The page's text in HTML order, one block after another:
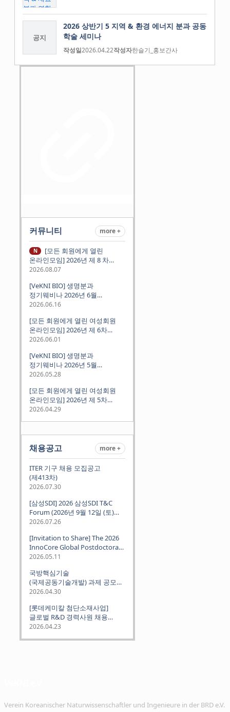
공지
2026 상반기 5 지역 & 환경 에너지 분과 공동
학술 세미나
작성일2026.04.22작성자한슬기_홍보간사
커뮤니티 more +
N
온라인모임] 2026년 제 8 차
정기모임 (8월 12일 수요일 저녁
경험담
2026.08.07
[VeKNI BIO] 생명분과
정기웨비나 2026년 6월
(2026.06.18 Thu 9:00PM)
2026.06.16
[모든 회원에게 열린 여성회원
온라인모임] 2026년 제 6차
정기모임 (6월 10일 수요일 저녁
2026.06.01
[VeKNI BIO] 생명분과
정기웨비나 2026년 5월
(2026.05.28 Thu 9:00PM)
2026.05.28
[모든 회원에게 열린 여성회원
온라인모임] 2026년 제 5차
정기모임 (5월 12일 화요일 저녁
2026.04.29
채용공고 more +
ITER 기구 채용 모집공고
(제413차)
2026.07.30
[삼성SDI] 2026 삼성SDI T&C
Forum (2026년 9월 12일 (토)
뮌헨 개최)
2026.07.26
[Invitation to Share] The 2026
InnoCore Global Postdoctoral
Job Fair: Meet Korea's 4 Major
Institutes
2026.05.11
국방핵심기술
(국제공동기술개발) 과제 공모
안내 (~2026.06.26)
2026.04.30
[롯데케미칼 첨단소재사업]
글로벌 R&D 경력사원 채용
(~2026. 5.5)
2026.04.23
Verein Koreanischer Naturwissenschaftler und Ingenieure in der BRD e.V.